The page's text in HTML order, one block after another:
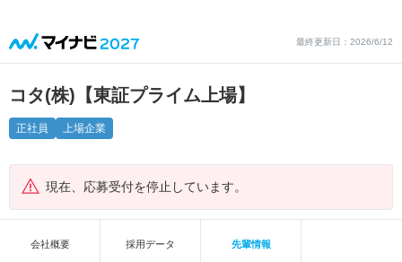
最終更新日：2026/6/12
コタ(株)【東証プライム上場】
正社員 上場企業
現在、応募受付を停止しています。
会社概要 採用データ 先輩情報